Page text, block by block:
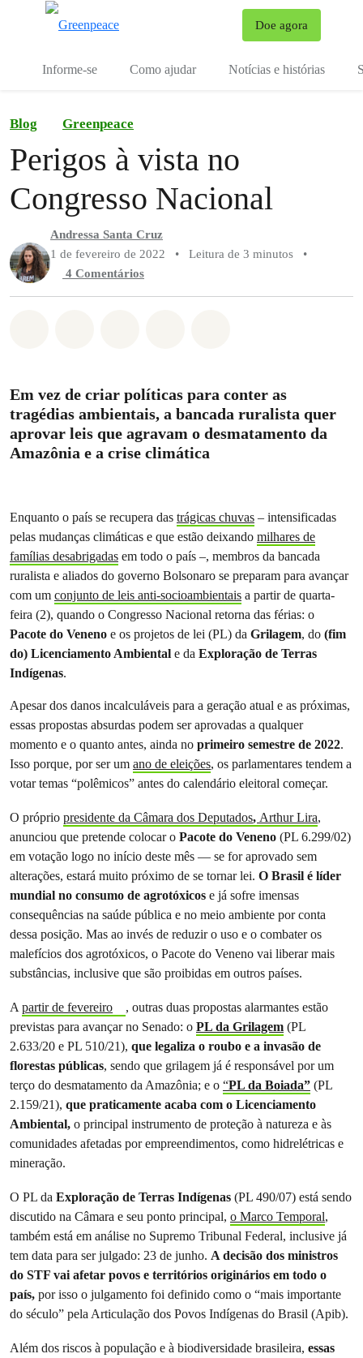
Doe agora
Informe-se Como ajudar Notícias e histórias
Blog Greenpeace
Perigos à vista no
Congresso Nacional
Andressa Santa Cruz
1 de fevereiro de 2022
• Leitura de 3 minutos
•
4 Comentários
Em vez de criar políticas para conter as
tragédias ambientais, a bancada ruralista quer
aprovar leis que agravam o desmatamento da
Amazônia e a crise climática
Enquanto o país se recupera das trágicas chuvas – intensificadas
pelas mudanças climáticas e que estão deixando milhares de
famílias desabrigadas em todo o país –, membros da bancada
ruralista e aliados do governo Bolsonaro se preparam para avançar
com um conjunto de leis anti-socioambientais a partir de quarta-
feira (2), quando o Congresso Nacional retorna das férias: o
Pacote do Veneno e os projetos de lei (PL) da Grilagem, do (fim
do) Licenciamento Ambiental e da Exploração de Terras
Indígenas.
Apesar dos danos incalculáveis para a geração atual e as próximas,
essas propostas absurdas podem ser aprovadas a qualquer
momento e o quanto antes, ainda no primeiro semestre de 2022.
Isso porque, por ser um ano de eleições, os parlamentares tendem a
votar temas “polêmicos” antes do calendário eleitoral começar.
O próprio presidente da Câmara dos Deputados, Arthur Lira,
anunciou que pretende colocar o Pacote do Veneno (PL 6.299/02)
em votação logo no início deste mês — se for aprovado sem
alterações, estará muito próximo de se tornar lei. O Brasil é líder
mundial no consumo de agrotóxicos e já sofre imensas
consequências na saúde pública e no meio ambiente por conta
dessa posição. Mas ao invés de reduzir o uso e o combater os
malefícios dos agrotóxicos, o Pacote do Veneno vai liberar mais
substâncias, inclusive que são proibidas em outros países.
Apartir de fevereiro
, outras duas propostas alarmantes estão
previstas para avançar no Senado: o PL da Grilagem (PL
2.633/20 e PL 510/21), que legaliza o roubo e a invasão de
florestas públicas, sendo que grilagem já é responsável por um
terço do desmatamento da Amazônia; e o “PL da Boiada” (PL
2.159/21), que praticamente acaba com o Licenciamento
Ambiental, o principal instrumento de proteção à natureza e às
comunidades afetadas por empreendimentos, como hidrelétricas e
mineração.
O PL da Exploração de Terras Indígenas (PL 490/07) está sendo
discutido na Câmara e seu ponto principal, o Marco Temporal,
também está em análise no Supremo Tribunal Federal, inclusive já
tem data para ser julgado: 23 de junho. A decisão dos ministros
do STF vai afetar povos e territórios originários em todo o
país, por isso o julgamento foi definido como o “mais importante
do século” pela Articulação dos Povos Indígenas do Brasil (Apib).
Além dos riscos à população e à biodiversidade brasileira, essas